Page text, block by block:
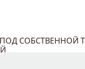
ПОД СОБСТВЕННОЙ